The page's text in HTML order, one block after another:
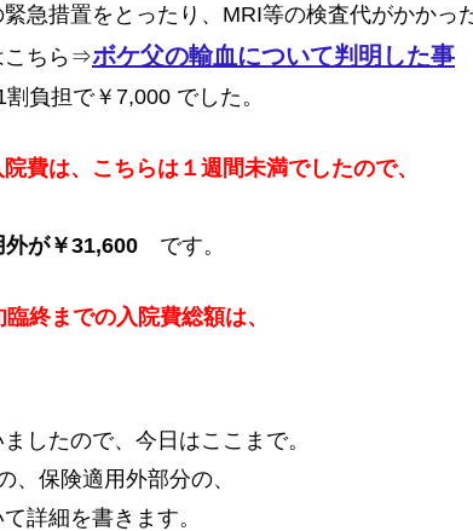
急措置をとったり、MRI等の検査代がかかっ
こちら⇒ボケ父の輸血について判明した事
負担で￥7,000 でした。
費は、こちらは１週間未満でしたので、
が￥31,600 です。
終までの入院費総額は、
したので、今日はここまで。
、保険適用外部分の、
詳細を書きます。